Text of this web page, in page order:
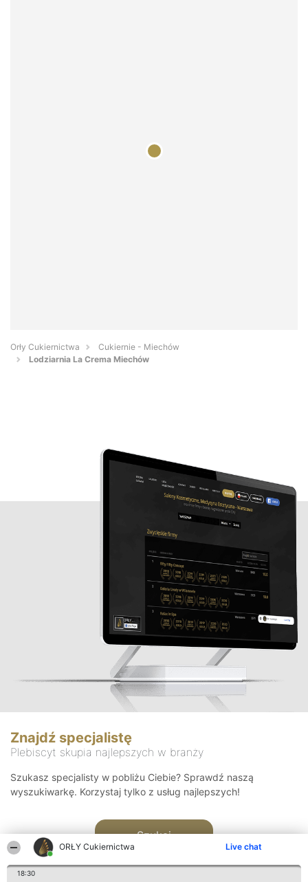
ORŁY Cukiernictwa Live chat
18:30
Orły Cukiernictwa
Cukiernie - Miechów
Lodziarnia La Crema Miechów
Znajdź specjalistę
Plebiscyt skupia najlepszych w branży
Szukasz specjalisty w pobliżu Ciebie? Sprawdź naszą
wyszukiwarkę. Korzystaj tylko z usług najlepszych!
Szukaj